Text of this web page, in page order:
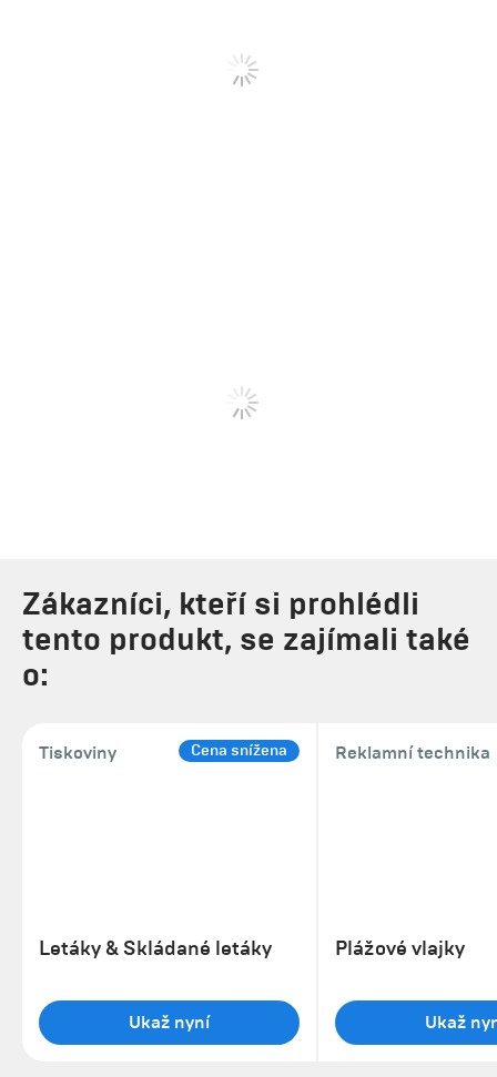
Zákazníci, kteří si prohlédli
tento produkt, se zajímali také
o:
Tiskoviny Cena snížena
Letáky & Skládané letáky
Ukaž nyní
Reklamní technika
Plážové vlajky
Ukaž